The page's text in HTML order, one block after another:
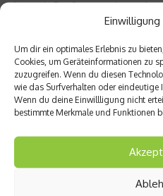
Um dir ein optimales Erlebnis zu
Cookies, um Geräteinformationen zu
zuzugreifen. Wenn du diesen
wie das Surfverhalten oder eindeutige
Wenn du deine Einwillligung nicht
bestimmte Merkmale und Funktionen
hat mir Spaß gemacht und
Das Einzige, was mir gefehlt
den anderen Athleten, da ich
leicht angeschlagen war und
Sicherheitsgründen
ich meinen Körper gut
gut dabei bin.
netzathleten.de: Haben Sie
nächste Saison betrifft?